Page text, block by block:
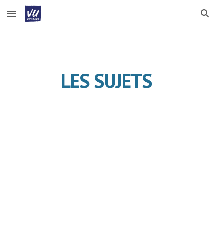
Skip to main content Skip to navigation
LES SUJETS